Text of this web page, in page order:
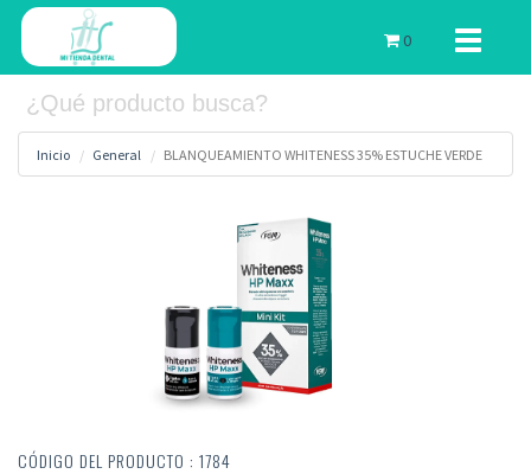
Toggle
0
Inicio General BLANQUEAMIENTO WHITENESS 35% ESTUCHE VERDE
CÓDIGO DEL PRODUCTO : 1784